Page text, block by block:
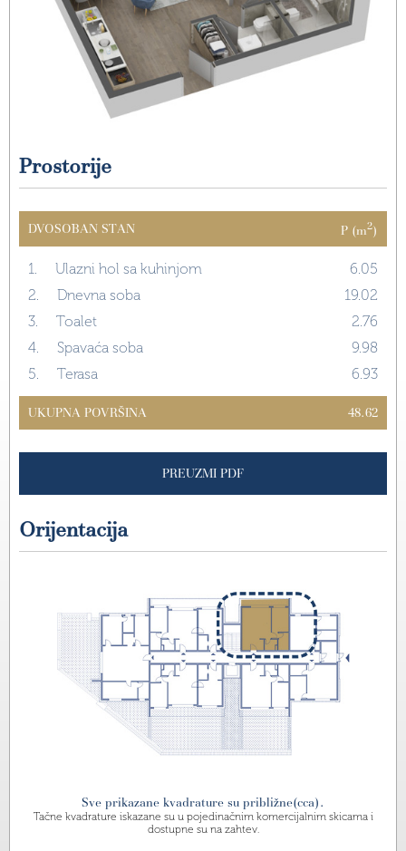
Prostorije
DVOSOBAN STAN P (m2)
1. Ulazni hol sa kuhinjom
6.05
2.
Dnevna soba
19.02
3.
Toalet
2.76
4.
Spavaća soba
9.98
5.
Terasa 6.93
UKUPNA POVRŠINA 48.62
PREUZMI PDF
Orijentacija
Sve prikazane kvadrature su približne(cca).
Tačne kvadrature iskazane su u pojedinačnim komercijalnim skicama i
dostupne su na zahtev.